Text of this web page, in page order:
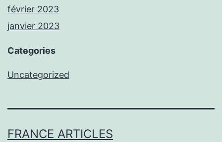
février 2023
janvier 2023
Categories
Uncategorized
FRANCE ARTICLES